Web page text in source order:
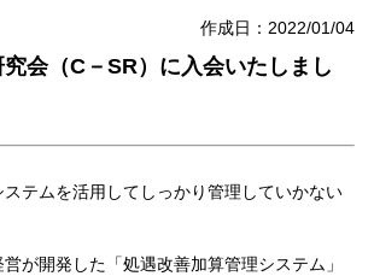
作成日：2022/01/04
会（C－SR）に入会いたしまし
テムを活用してしっかり管理していかない
が開発した「処遇改善加算管理システム」